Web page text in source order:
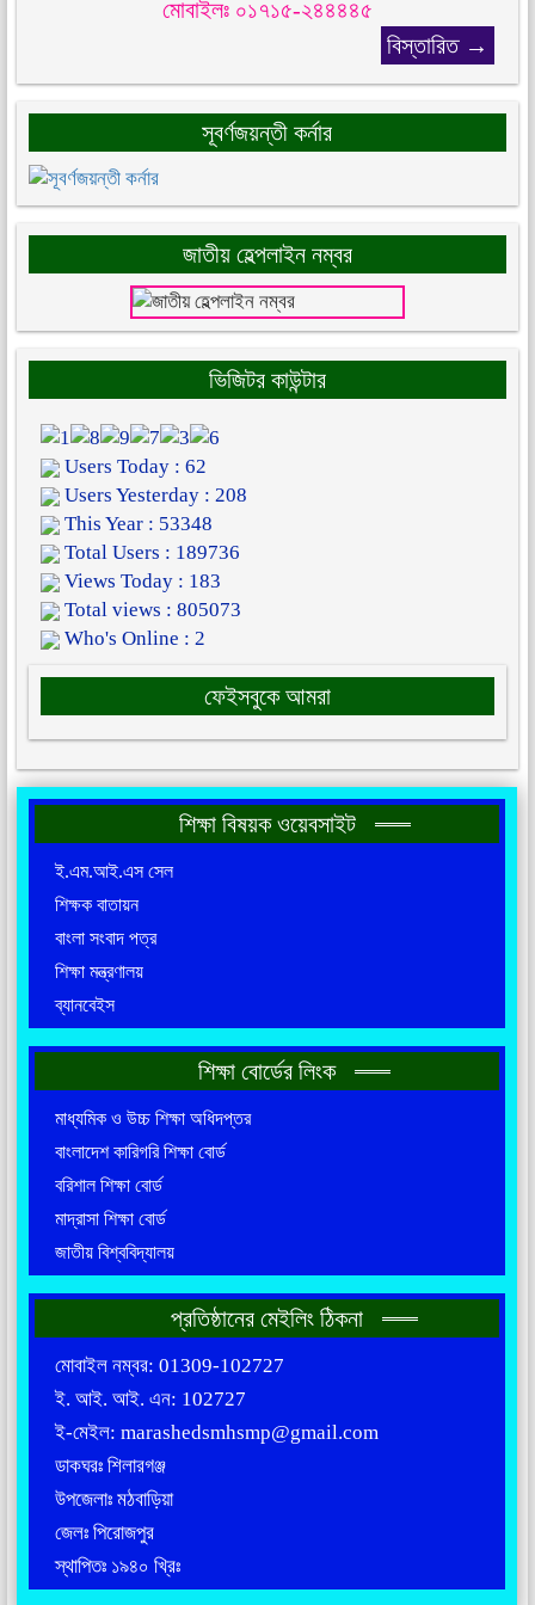
মোবাইলঃ ০১৭১৫-২৪৪৪৪৫
বিস্তারিত →
সূবর্ণজয়ন্তী কর্নার
জাতীয় হেল্পলাইন নম্বর
ভিজিটর কাউন্টার
Users Today : 62
Users Yesterday : 208
This Year : 53348
Total Users : 189736
Views Today : 183
Total views : 805073
Who's Online : 2
ফেইসবুকে আমরা
শিক্ষা বিষয়ক ওয়েবসাইট
ই.এম.আই.এস সেল
শিক্ষক বাতায়ন
বাংলা সংবাদ পত্র
শিক্ষা মন্ত্রণালয়
ব্যানবেইস
শিক্ষা বোর্ডের লিংক
মাধ্যমিক ও উচ্চ শিক্ষা অধিদপ্তর
বাংলাদেশ কারিগরি শিক্ষা বোর্ড
বরিশাল শিক্ষা বোর্ড
মাদ্রাসা শিক্ষা বোর্ড
জাতীয় বিশ্ববিদ্যালয়
প্রতিষ্ঠানের মেইলিং ঠিকনা
মোবাইল নম্বর: 01309-102727
ই. আই. আই. এন: 102727
ই-মেইল: marashedsmhsmp@gmail.com
ডাকঘরঃ শিলারগঞ্জ
উপজেলাঃ মঠবাড়িয়া
জেলঃ পিরোজপুর
স্থাপিতঃ ১৯৪০ খ্রিঃ